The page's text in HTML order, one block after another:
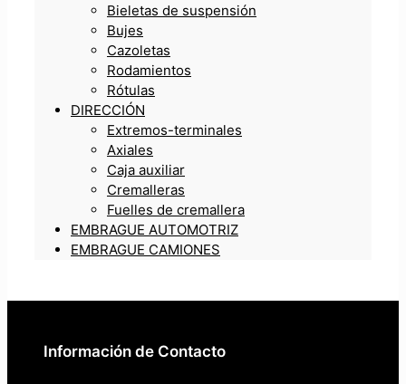
Bieletas de suspensión
Bujes
Cazoletas
Rodamientos
Rótulas
DIRECCIÓN
Extremos-terminales
Axiales
Caja auxiliar
Cremalleras
Fuelles de cremallera
EMBRAGUE AUTOMOTRIZ
EMBRAGUE CAMIONES
Información de Contacto